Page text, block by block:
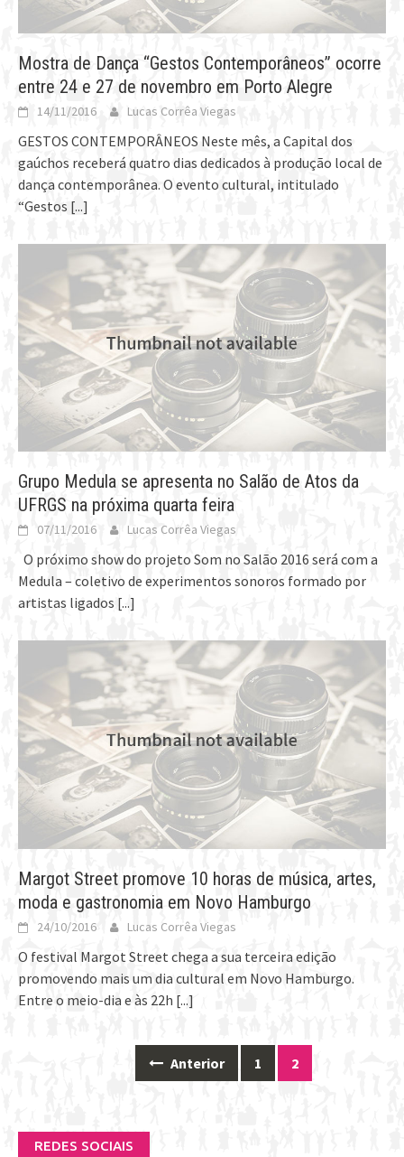
Mostra de Dança “Gestos Contemporâneos” ocorre
entre 24 e 27 de novembro em Porto Alegre
14/11/2016 Lucas Corrêa Viegas
GESTOS CONTEMPORÂNEOS Neste mês, a Capital dos
gaúchos receberá quatro dias dedicados à produção local de
dança contemporânea. O evento cultural, intitulado
“Gestos [...]
Grupo Medula se apresenta no Salão de Atos da
UFRGS na próxima quarta feira
07/11/2016 Lucas Corrêa Viegas
O próximo show do projeto Som no Salão 2016 será com a
Medula – coletivo de experimentos sonoros formado por
artistas ligados [...]
Margot Street promove 10 horas de música, artes,
moda e gastronomia em Novo Hamburgo
24/10/2016 Lucas Corrêa Viegas
O festival Margot Street chega a sua terceira edição
promovendo mais um dia cultural em Novo Hamburgo.
Entre o meio-dia e às 22h [...]
Anterior 1 2
REDES SOCIAIS